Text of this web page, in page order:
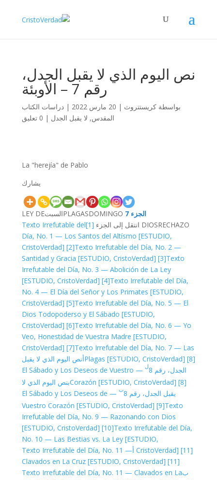
نص اليوم الذي لا يقبل الجدل،
رقم 7 – الأوبئة
بواسطةكريستتروث | 20 مارس 2022 |دراسات الكتاب
المقدس, لا يقبل الجدل | 0 تعليق
La "herejía" de Pablo
يشارك
الجزء 7 PLAGASDOMINGO السبتLEY DE
DIOSRECHAZO انتقل إلى الجزء [1]
Texto Irrefutable del
Día, No. 1 — Los Santos del Altísmo [ESTUDIO,
CristoVerdad] [2]Texto Irrefutable del Día, No. 2 —
Santidad y Gracia [ESTUDIO, CristoVerdad] [3]Texto
Irrefutable del Día, No. 3 — Abolición de La Ley
[ESTUDIO, CristoVerdad] [4]Texto Irrefutable del Día,
No. 4 — El Día del Señor y Los Primates [ESTUDIO,
CristoVerdad] [5]Texto Irrefutable del Día, No. 5 — El
Dios Todopoderso y El Sábado [ESTUDIO,
CristoVerdad] [6]Texto Irrefutable del Día, No. 6 — Yo
Veo, Honestidad de Vuestra Madre [ESTUDIO,
CristoVerdad] [7]Texto Irrefutable del Día, No. 7 — Las
Plagas [ESTUDIO, CristoVerdad] [8]أ
نص اليوم الذي لا يقبل
الجدل، رقم 8
ل
— El Sábado y Los Deseos de Vuestro
Corazón [ESTUDIO, CristoVerdad] [8]ب
نص اليوم الذي لا
يقبل الجدل، رقم 8
ب
— El Sábado y Los Deseos de
Vuestro Corazón [ESTUDIO, CristoVerdad] [9]Texto
Irrefutable del Día, No. 9 — Razonando con Dios
[ESTUDIO, CristoVerdad] [10]Texto Irrefutable del Día,
No. 10 — Las Bestias vs. La Ley [ESTUDIO,
CristoVerdad] [11] أ
Texto Irrefutable del Día, No. 11 —
Clavados en La Cruz [ESTUDIO, CristoVerdad] [11]
بTexto Irrefutable del Día, No. 11 — Clavados en La